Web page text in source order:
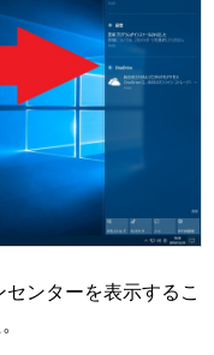
ンターを表示するこ